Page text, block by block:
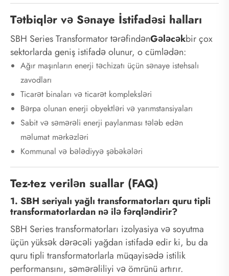
Tətbiqlər və Sənaye İstifadəsi halları
SBH Series Transformator tərəfindənGələcəkbir çox
sektorlarda geniş istifadə olunur, o cümlədən:
Ağır maşınların enerji təchizatı üçün sənaye istehsalı
zavodları
Ticarət binaları və ticarət kompleksləri
Bərpa olunan enerji obyektləri və yarımstansiyaları
Sabit və səmərəli enerji paylanması tələb edən
məlumat mərkəzləri
Kommunal və bələdiyyə şəbəkələri
Tez-tez verilən suallar (FAQ)
1. SBH seriyalı yağlı transformatorları quru tipli
transformatorlardan nə ilə fərqləndirir?
SBH Series transformatorları izolyasiya və soyutma
üçün yüksək dərəcəli yağdan istifadə edir ki, bu da
quru tipli transformatorlarla müqayisədə istilik
performansını, səmərəliliyi və ömrünü artırır.